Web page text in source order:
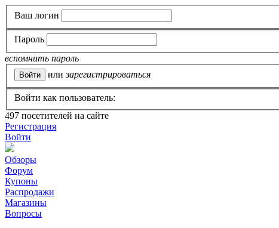
Ваш логин
Пароль
вспомнить пароль
или зарегистрироваться
Войти как пользователь:
497 посетителей на сайте
Регистрация
Войти
Обзоры
Форум
Купоны
Распродажи
Магазины
Вопросы